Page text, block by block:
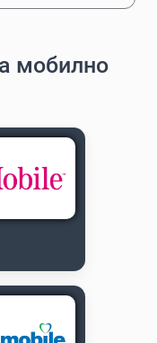
мобилно